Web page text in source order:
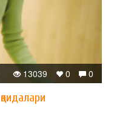
0
0
13039